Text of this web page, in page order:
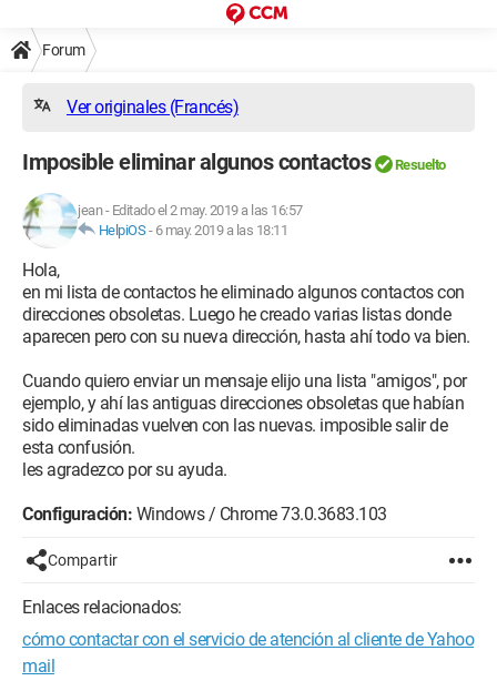
Forum
Ver originales (Francés)
Imposible eliminar algunos contactos Resuelto
jean- Editado el 2 may. 2019 a las 16:57
HelpiOS- 6 may. 2019 a las 18:11
Hola,
en mi lista de contactos he eliminado algunos contactos con
direcciones obsoletas. Luego he creado varias listas donde
aparecen pero con su nueva dirección, hasta ahí todo va bien.
Cuando quiero enviar un mensaje elijo una lista "amigos", por
ejemplo, y ahí las antiguas direcciones obsoletas que habían
sido eliminadas vuelven con las nuevas. imposible salir de
esta confusión.
les agradezco por su ayuda.
Configuración: Windows / Chrome 73.0.3683.103
Compartir
Enlaces relacionados:
cómo contactar con el servicio de atención al cliente de Yahoo
mail